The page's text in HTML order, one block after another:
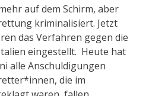
auf dem Schirm, aber
kriminalisiert. Jetzt
das Verfahren gegen die
eingestellt. Heute hat
alle Anschuldigungen
die im